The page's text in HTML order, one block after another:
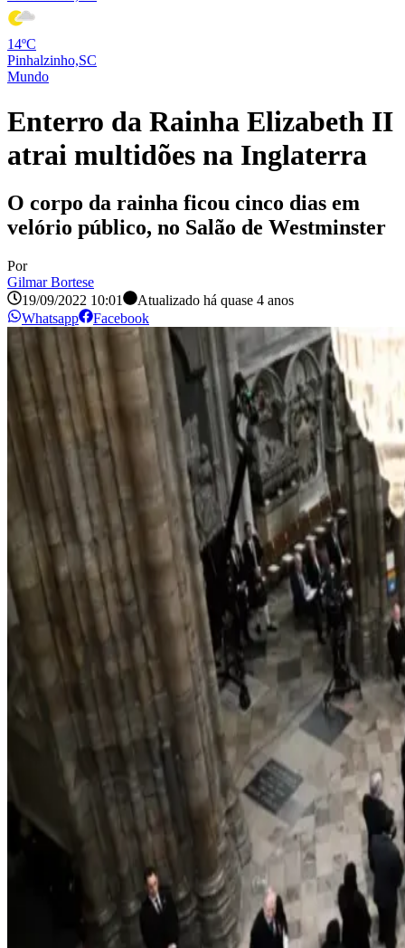
14ºC
Pinhalzinho,SC
Mundo
Enterro da Rainha Elizabeth II
atrai multidões na Inglaterra
O corpo da rainha ficou cinco dias em
velório público, no Salão de Westminster
Por
Gilmar Bortese
19/09/2022 10:01
Atualizado há quase 4 anos
Whatsapp
Facebook